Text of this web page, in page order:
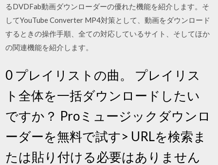
るDVDFab動画ダウンローダーの優れた機能を紹介します。そ
してYouTube Converter MP4対策として、動画をダウンロード
するときの操作手順、全ての対応しているサイト、そしてほか
の関連機能を紹介します。
0 プレイリストの曲。 プレイリス
ト全体を一括ダウンロードしたい
ですか？ Proミュージックダウンロ
ーダーを無料で試す> URLを検索ま
たは貼り付ける必要はありません